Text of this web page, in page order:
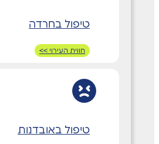
טיפול בחרדה
חווית העירוי >>
טיפול באובדנות